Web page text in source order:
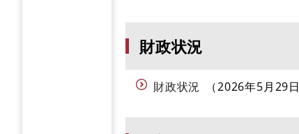
財政状況
財政状況 2026年5月29日